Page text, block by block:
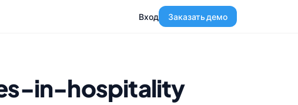
Вход Заказать демо
in-hospitality